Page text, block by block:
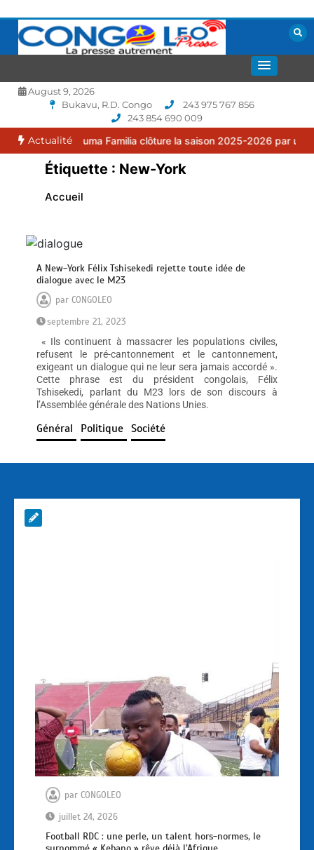
contenu
CONGOLEO
August 9, 2026
Bukavu, R.D. Congo
243 975 767 856
243 854 690 009
Actualité
: le FC Puma Familia clôture la saison 2025-2026 par une
Étiquette : New-York
Accueil
A New-York Félix Tshisekedi rejette toute idée de
dialogue avec le M23
parCONGOLEO
septembre 21, 2023
« Ils continuent à massacrer les populations civiles,
refusent le pré-cantonnement et le cantonnement,
exigeant un dialogue qui ne leur sera jamais accordé ».
Cette phrase est du président congolais, Félix
Tshisekedi, parlant du M23 lors de son discours à
l’Assemblée générale des Nations Unies.
Général Politique Société
par CONGOLEO
juillet 24, 2026
Football RDC : une perle, un talent hors-normes, le